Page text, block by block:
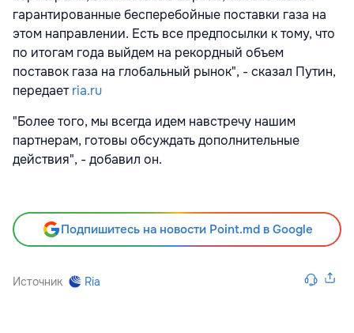
гарантированные бесперебойные поставки газа на
этом направлении. Есть все предпосылки к тому, что
по итогам года выйдем на рекордный объем
поставок газа на глобальный рынок", - сказал Путин,
передаетria.ru
"Более того, мы всегда идем навстречу нашим
партнерам, готовы обсуждать дополнительные
действия", - добавил он.
Подпишитесь на новости Point.md в Google
Источник Ria